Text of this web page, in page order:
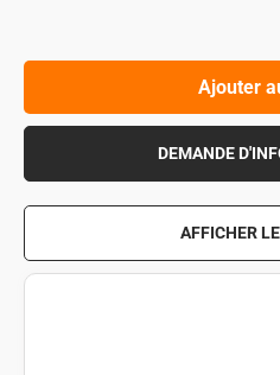
Ajouter
DEMANDE
AFFICHER